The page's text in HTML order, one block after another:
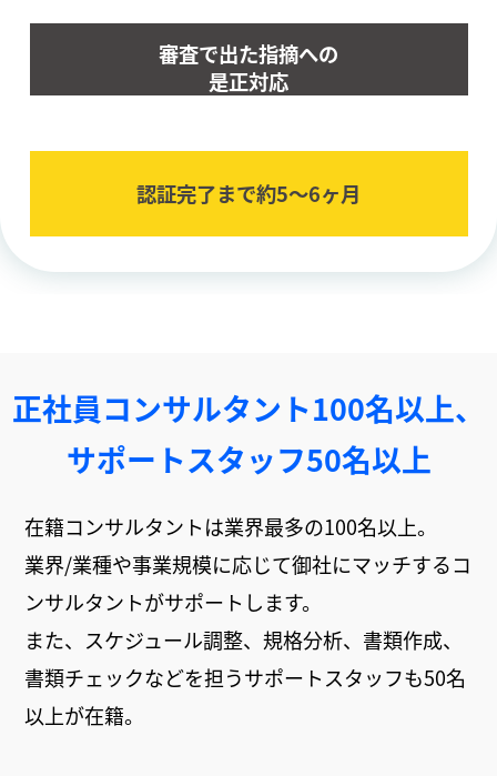
審査で出た指摘への
是正対応
認証完了まで約5〜6ヶ⽉
正社員コンサルタント100名以上、
サポートスタッフ50名以上
在籍コンサルタントは業界最多の100名以上。
業界/業種や事業規模に応じて御社にマッチするコ
ンサルタントがサポートします。
また、スケジュール調整、規格分析、書類作成、
書類チェックなどを担うサポートスタッフも50名
以上が在籍。